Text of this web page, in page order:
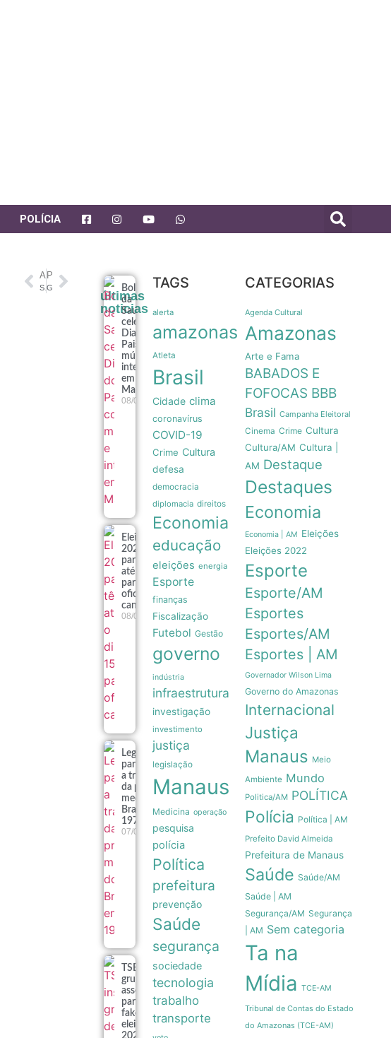
POLÍCIA
ANTERIOR
Sindicato diz que governador do Amazonas prometeu e não cumpriu reajuste salarial de trabalhadores de educação
PRÓXIMO
Governo cria Desenrola para adimplentes; bancos esperam pouca adesão – Valor Econômico
últimas
noticias
Bolerão
da
Saudade
celebra
Dia dos
Pais com
música e
integração
em
Manaus
08/08
Eleições
2026:
partidos têm
até o dia 15
para
oficializar
candidaturas
08/08
Legado
paralímpico:
a trajetória
da primeira
medalha do
Brasil em
1976
07/08
TSE institui
grupo de
assessoramento
para vigiar IA e
fake news nas
eleições de
TAGS
alerta
amazonas
Atleta
Brasil
Cidade clima
coronavírus
COVID-19
Crime Cultura
defesa
democracia
diplomacia direitos
Economia
educação
eleições energia
Esporte
finanças
Fiscalização
Futebol Gestão
governo
indústria
infraestrutura
investigação
investimento
justiça
legislação
Manaus
Medicina operação
pesquisa
polícia
Política
prefeitura
prevenção
Saúde
segurança
sociedade
tecnologia
trabalho
transporte
CATEGORIAS
Agenda Cultural
Amazonas
Arte e Fama
BABADOS E
FOFOCAS BBB
Brasil Campanha Eleitoral
Cinema Crime Cultura
Cultura/AM Cultura |
AM Destaque
Destaques
Economia
Economia | AM Eleições
Eleições 2022
Esporte
Esporte/AM
Esportes
Esportes/AM
Esportes | AM
Governador Wilson Lima
Governo do Amazonas
Internacional
Justiça
Manaus Meio
Ambiente Mundo
Politica/AM POLÍTICA
Polícia Política | AM
Prefeito David Almeida
Prefeitura de Manaus
Saúde Saúde/AM
Saúde | AM
Segurança/AM Segurança
| AM Sem categoria
Ta na
Mídia TCE-AM
Tribunal de Contas do Estado
do Amazonas (TCE-AM)